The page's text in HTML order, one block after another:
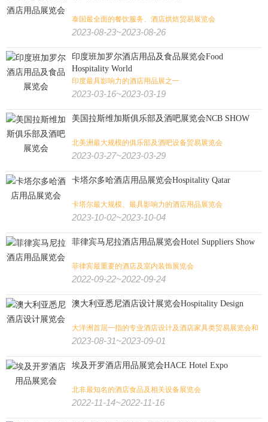
泰国最全面的餐饮服务、酒店烘焙贸易展览会
2023-08-23~2023-08-26
印度班加罗尔酒店用品及食品展览会Food
Hospitality World
印度最具影响力的酒店用品展之一
2023-03-16~2023-03-19
美国拉斯维加斯俱乐部及酒吧展览会NCB SHOW
北美洲最大规模的俱乐部及酒吧设备贸易展览会
2023-03-27~2023-03-29
卡塔尔多哈酒店用品展览会Hospitality Qatar
卡塔尔最大规模、最具影响力的酒店用品展览会
2023-10-02~2023-10-04
菲律宾马尼拉酒店用品展览会Hotel Suppliers Show
菲律宾最重要的酒店及室内装饰展览会
2022-09-22~2022-09-24
澳大利亚悉尼酒店设计展览会Hospitality Design
大洋洲首屈一指的专业酒店设计及酒店家具类贸易展览会和
会议
2023-08-31~2023-09-01
埃及开罗酒店用品展览会HACE Hotel Expo
北非最知名的酒店食品及相关设备展览会
2022-11-14~2022-11-16